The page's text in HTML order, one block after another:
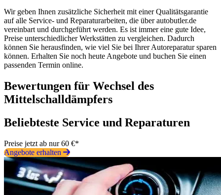
Wir geben Ihnen zusätzliche Sicherheit mit einer Qualitätsgarantie
auf alle Service- und Reparaturarbeiten, die über autobutler.de
vereinbart und durchgeführt werden. Es ist immer eine gute Idee,
Preise unterschiedlicher Werkstätten zu vergleichen. Dadurch
können Sie herausfinden, wie viel Sie bei Ihrer Autoreparatur sparen
können. Erhalten Sie noch heute Angebote und buchen Sie einen
passenden Termin online.
Bewertungen für Wechsel des
Mittelschalldämpfers
Beliebteste Service und Reparaturen
Preise jetzt ab nur 60 €*
Angebote erhalten